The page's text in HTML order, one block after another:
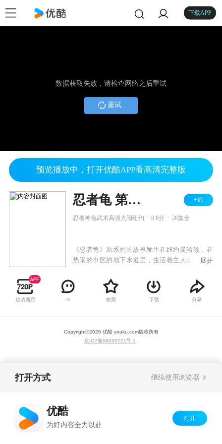
下载APP
数据获取失败，请检查网络之后重试
重试
预览播放中，打开优酷APP看高清完整版
忍者龟 第一季 +追
忍者神龟武术高强大闹纽约 8.8分 26集全
《忍者龟》新系列的故事发生在纽约曼哈顿，在
热闹的市区的地下水道里，生活着主人公：四只
师斯普林特。某一天，作为人类的斯普林特不幸
遭受了一种神奇绿色物质的辐射，变异成了一只
老鼠，而他随身携带的四只宠物龟也开始发生了
展开
超清画质 45 收藏 下载 分享
Copyright©2026 优酷 youku.com版权所有
京ICP备06050721号-1
打开方式 继续使用浏览器
优酷
为好内容全力以赴
打开